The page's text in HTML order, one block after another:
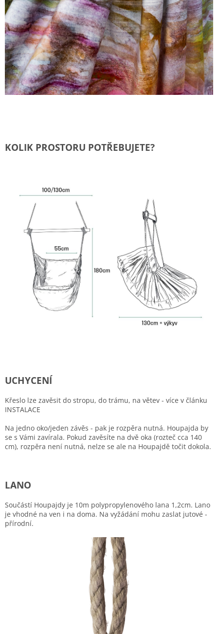
KOLIK PROSTORU POTŘEBUJETE?
UCHYCENÍ
Křeslo lze zavěsit do stropu, do trámu, na větev - více v článku
INSTALACE
Na jedno oko/jeden závěs - pak je rozpěra nutná. Houpajda by
se s Vámi zavírala. Pokud zavěsíte na dvě oka (rozteč cca 140
cm), rozpěra není nutná, nelze se ale na Houpajdě točit dokola.
LANO
Součástí Houpajdy je 10m polypropylenového lana 1,2cm. Lano
je vhodné na ven i na doma. Na vyžádání mohu zaslat jutové -
přírodní.